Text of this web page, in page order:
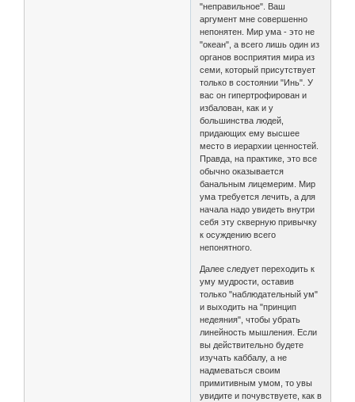
"неправильное". Ваш
аргумент мне совершенно
непонятен. Мир ума - это не
"океан", а всего лишь один из
органов восприятия мира из
семи, который присутствует
только в состоянии "Инь". У
вас он гипертрофирован и
избалован, как и у
большинства людей,
придающих ему высшее
место в иерархии ценностей.
Правда, на практике, это все
обычно оказывается
банальным лицемерим. Мир
ума требуется лечить, а для
начала надо увидеть внутри
себя эту скверную привычку
к осуждению всего
непонятного.
Далее следует переходить к
уму мудрости, оставив
только "наблюдательный ум"
и выходить на "принцип
недеяния", чтобы убрать
линейность мышления. Если
вы действительно будете
изучать каббалу, а не
надмеваться своим
примитивным умом, то увы
увидите и почувствуете, как в